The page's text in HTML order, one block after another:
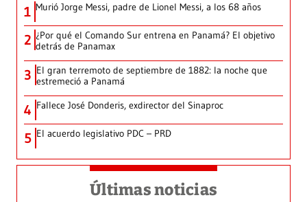
1 Murió Jorge Messi, padre de Lionel Messi, a los 68 años
2 ¿Por qué el Comando Sur entrena en Panamá? El objetivo
detrás de Panamax
3 El gran terremoto de septiembre de 1882: la noche que
estremeció a Panamá
4 Fallece José Donderis, exdirector del Sinaproc
5 El acuerdo legislativo PDC – PRD
Últimas noticias